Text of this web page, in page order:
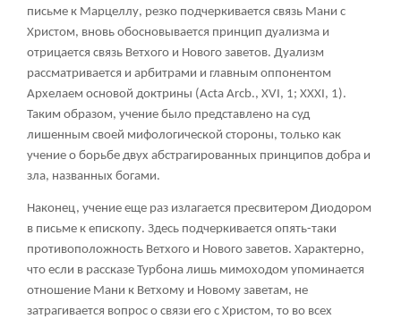
письме к Марцеллу, резко подчеркивается связь Мани с
Христом, вновь обосновывается принцип дуализма и
отрицается связь Ветхого и Нового заветов. Дуализм
рассматривается и арбитрами и главным оппонентом
Архелаем основой доктрины (Acta Arcb., XVI, 1; XXXI, 1).
Таким образом, учение было представлено на суд
лишенным своей мифологической стороны, только как
учение о борьбе двух абстрагированных принципов добра и
зла, названных богами.
Наконец, учение еще раз излагается пресвитером Диодором
в письме к епископу. Здесь подчеркивается опять-таки
противоположность Ветхого и Нового заветов. Характерно,
что если в рассказе Турбона лишь мимоходом упоминается
отношение Мани к Ветхому и Новому заветам, не
затрагивается вопрос о связи его с Христом, то во всех